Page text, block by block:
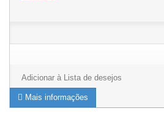
Adicionar à Lista de desejos
Mais informações